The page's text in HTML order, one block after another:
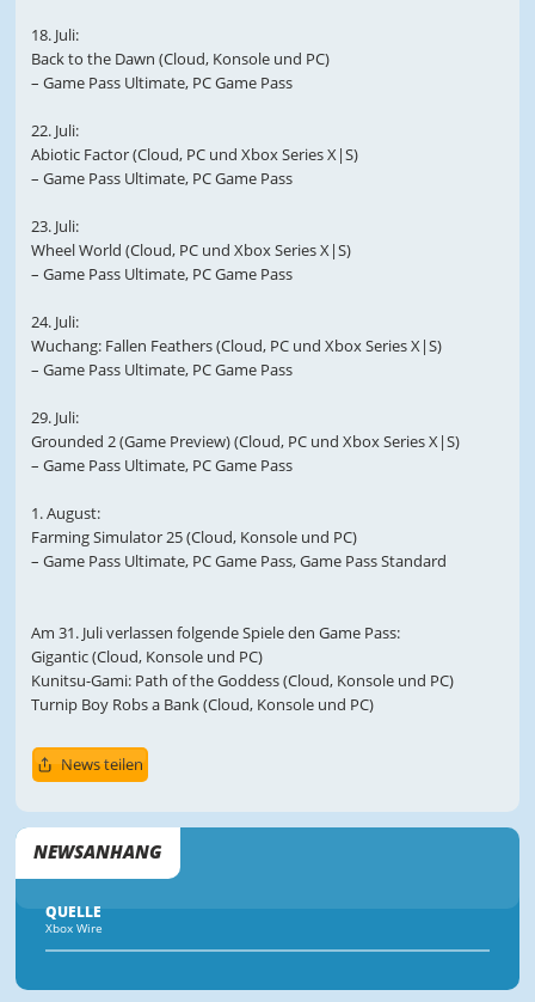
18. Juli:
Back to the Dawn (Cloud, Konsole und PC)
– Game Pass Ultimate, PC Game Pass
22. Juli:
Abiotic Factor (Cloud, PC und Xbox Series X|S)
– Game Pass Ultimate, PC Game Pass
23. Juli:
Wheel World (Cloud, PC und Xbox Series X|S)
– Game Pass Ultimate, PC Game Pass
24. Juli:
Wuchang: Fallen Feathers (Cloud, PC und Xbox Series X|S)
– Game Pass Ultimate, PC Game Pass
29. Juli:
Grounded 2 (Game Preview) (Cloud, PC und Xbox Series X|S)
– Game Pass Ultimate, PC Game Pass
1. August:
Farming Simulator 25 (Cloud, Konsole und PC)
– Game Pass Ultimate, PC Game Pass, Game Pass Standard
Am 31. Juli verlassen folgende Spiele den Game Pass:
Gigantic (Cloud, Konsole und PC)
Kunitsu-Gami: Path of the Goddess (Cloud, Konsole und PC)
Turnip Boy Robs a Bank (Cloud, Konsole und PC)
News teilen
NEWSANHANG
QUELLE
Xbox Wire